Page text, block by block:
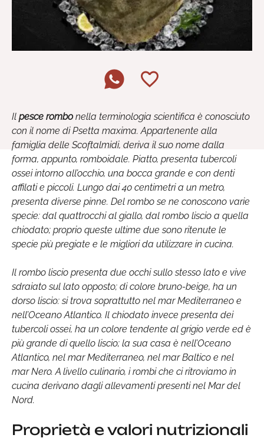
Il pesce rombonella terminologia scientifica è conosciuto
con il nome di Psetta maxima. Appartenente alla
famiglia delle Scoftalmidi, deriva il suo nome dalla
forma, appunto, romboidale. Piatto, presenta tubercoli
ossei intorno all’occhio, una bocca grande e con denti
affilati e piccoli. Lungo dai 40 centimetri a un metro,
presenta diverse pinne. Del rombo se ne conoscono varie
specie: dal quattrocchi al giallo, dal rombo liscio a quella
chiodato; proprio queste ultime due sono ritenute le
specie più pregiate e le migliori da utilizzare in cucina.
Il rombo liscio presenta due occhi sullo stesso lato e vive
sdraiato sul lato opposto; di colore bruno-beige, ha un
dorso liscio: si trova soprattutto nel mar Mediterraneo e
nell’Oceano Atlantico. Il chiodato invece presenta dei
tubercoli ossei, ha un colore tendente al grigio verde ed è
più grande di quello liscio; la sua casa è nell’Oceano
Atlantico, nel mar Mediterraneo, nel mar Baltico e nel
mar Nero. A livello culinario, i rombi che ci ritroviamo in
cucina derivano dagli allevamenti presenti nel Mar del
Nord.
Proprietà e valori nutrizionali